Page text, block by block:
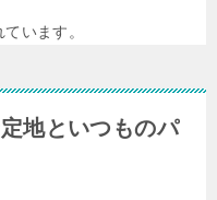
います。
地といつものパ